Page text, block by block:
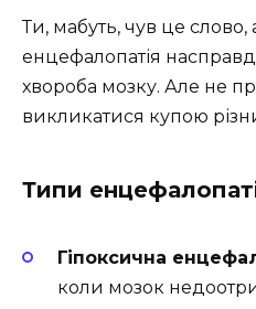
Ти, мабуть, чув це слово,
енцефалопатія
хвороба мозку. Але не
викликатися купою
Типи
Гіпоксична
коли мозок